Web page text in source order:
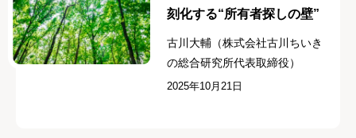
刻化する“所有者探しの壁”
古川大輔（株式会社古川ちいき
の総合研究所代表取締役）
2025年10月21日